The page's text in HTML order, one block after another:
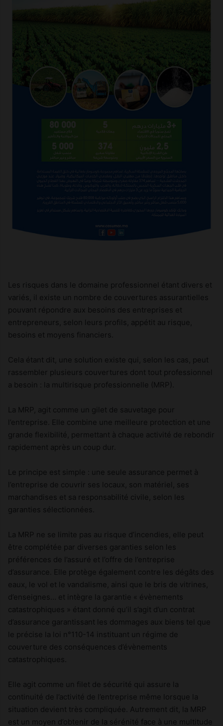
Les risques dans le domaine professionnel étant divers et
variés, il existe un nombre de couvertures assurantielles
pouvant répondre aux besoins des entreprises et
entrepreneurs, selon leurs profils, appétit au risque,
besoins et moyens financiers.
Cela étant dit, une solution existe qui, selon les cas, peut
rassembler plusieurs couvertures dont tout professionnel
a besoin : la multirisque professionnelle (MRP).
La MRP, agit comme un gilet de sauvetage pour
l’entreprise. Elle combine une meilleure protection et une
grande flexibilité, permettant à chaque activité de rebondir
rapidement après un coup dur.
Le principe est simple : une seule assurance permet à
l’entreprise de couvrir ses locaux, son matériel, ses
marchandises et sa responsabilité civile, selon les
garanties sélectionnées.
La MRP ne se limite pas au risque d’incendies, elle peut
être complétée par diverses garanties selon les
préférences de l’assuré et l’offre de l’entreprise
d’assurance. Elle protège également contre les dégâts des
eaux, le vol et le vandalisme, ainsi que le bris de vitrines,
d’enseignes… et intègre la garantie « évènements
catastrophiques » étant donné qu’il s’agit d’un contrat
d’assurance garantissant les dommages aux biens tel que
le précise la loi n°110-14 instituant un régime de
couverture des conséquences d’évènements
catastrophiques.
Elle agit comme un filet de sécurité qui assure la
continuité de l’activité de l’entreprise même lorsque la
situation devient très compliquée. Autrement dit, la MRP
est un moyen d’obtenir de la sérénité face à une multitude